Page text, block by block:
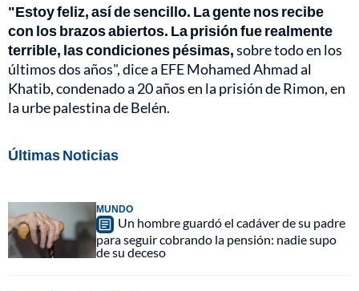
"Estoy feliz, así de sencillo. La gente nos recibe
con los brazos abiertos. La prisión fue realmente
terrible, las condiciones pésimas,sobre todo en los
últimos dos años", dice a EFE Mohamed Ahmad al
Khatib, condenado a 20 años en la prisión de Rimon, en
la urbe palestina de Belén.
Últimas Noticias
MUNDO
Un hombre guardó el cadáver de su padre
para seguir cobrando la pensión: nadie supo
de su deceso